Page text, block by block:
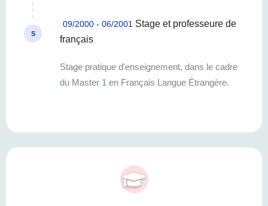
S
09/2000 - 06/2001 Stage et professeure de
français
Stage pratique d'enseignement, dans le cadre
du Master 1 en Français Langue Étrangère.